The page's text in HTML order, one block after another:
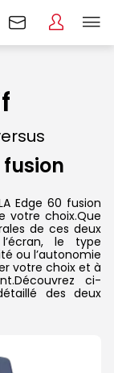
fusion
Edge 60 fusion
votre choix.Que
de ces deux
le type
ou l’autonomie
votre choix et à
ci-
des deux